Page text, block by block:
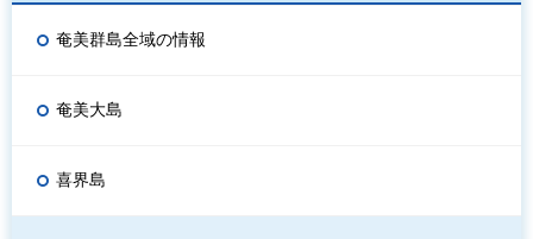
奄美群島全域の情報
奄美大島
喜界島